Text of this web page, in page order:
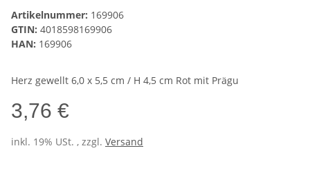
Artikelnummer: 169906
GTIN: 4018598169906
HAN: 169906
Herz gewellt 6,0 x 5,5 cm / H 4,5 cm Rot mit Prägu
3,76 €
inkl. 19% USt. , zzgl. Versand